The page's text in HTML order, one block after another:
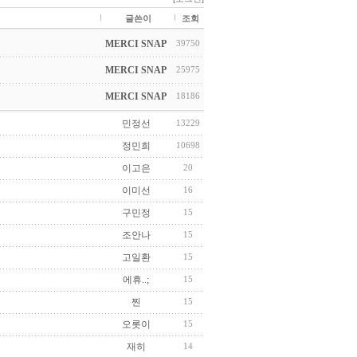
글쓴이 조회
MERCI SNAP 39750
MERCI SNAP 25975
MERCI SNAP 18186
민정선 13229
정민희 10698
이고은 20
이미선 16
구민정 15
조안나 15
고일환 15
에휴..; 15
찐 15
오롯이 15
재히 14